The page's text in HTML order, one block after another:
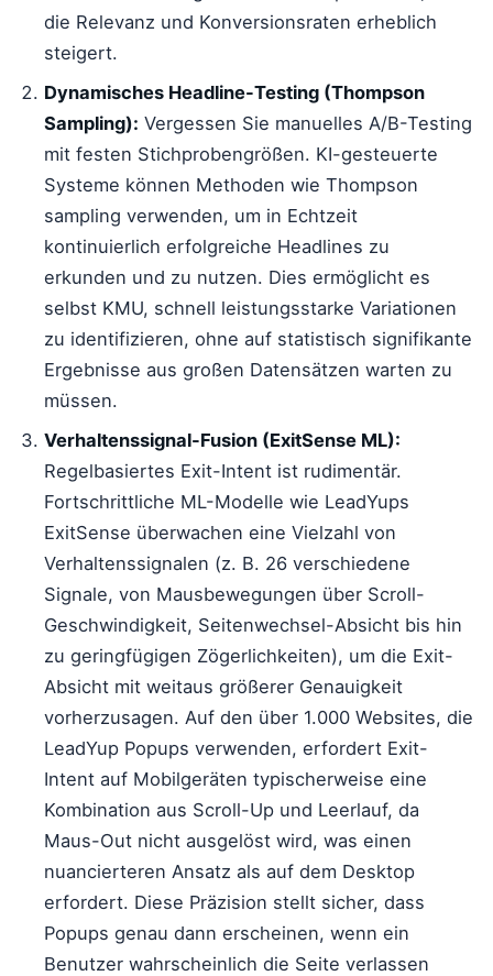
die Relevanz und Konversionsraten erheblich
steigert.
Dynamisches Headline-Testing (Thompson
Sampling): Vergessen Sie manuelles A/B-Testing
mit festen Stichprobengrößen. KI-gesteuerte
Systeme können Methoden wie Thompson
sampling verwenden, um in Echtzeit
kontinuierlich erfolgreiche Headlines zu
erkunden und zu nutzen. Dies ermöglicht es
selbst KMU, schnell leistungsstarke Variationen
zu identifizieren, ohne auf statistisch signifikante
Ergebnisse aus großen Datensätzen warten zu
müssen.
Verhaltenssignal-Fusion (ExitSense ML):
Regelbasiertes Exit-Intent ist rudimentär.
Fortschrittliche ML-Modelle wie LeadYups
ExitSense überwachen eine Vielzahl von
Verhaltenssignalen (z. B. 26 verschiedene
Signale, von Mausbewegungen über Scroll-
Geschwindigkeit, Seitenwechsel-Absicht bis hin
zu geringfügigen Zögerlichkeiten), um die Exit-
Absicht mit weitaus größerer Genauigkeit
vorherzusagen. Auf den über 1.000 Websites, die
LeadYup Popups verwenden, erfordert Exit-
Intent auf Mobilgeräten typischerweise eine
Kombination aus Scroll-Up und Leerlauf, da
Maus-Out nicht ausgelöst wird, was einen
nuancierteren Ansatz als auf dem Desktop
erfordert. Diese Präzision stellt sicher, dass
Popups genau dann erscheinen, wenn ein
Benutzer wahrscheinlich die Seite verlassen